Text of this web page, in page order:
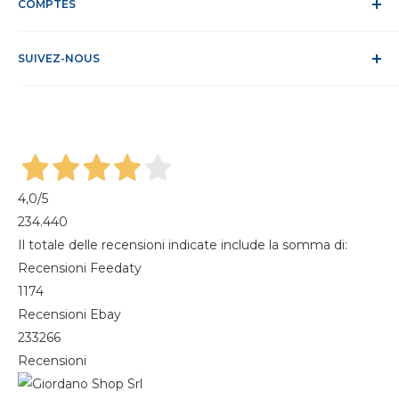
Politique relative aux cookies
Site sécurisé
FAQ
COMPTES
S'identifier
SUIVEZ-NOUS
4,0/5
234.440
Il totale delle recensioni indicate include la somma di:
Recensioni Feedaty
1174
Recensioni Ebay
233266
Recensioni